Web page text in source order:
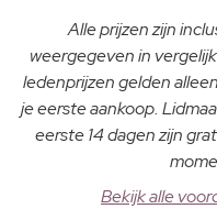
Alle prijzen zijn
weergegeven in
ledenprijzen gelden
je eerste aankoop.
eerste 14 dagen zijn
Bekijk alle